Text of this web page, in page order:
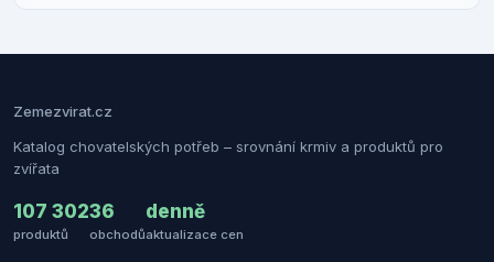
Zemezvirat.cz
Katalog chovatelských potřeb – srovnání krmiv a produktů pro
zvířata
107 302
produktů
36
obchodů
denně
aktualizace cen